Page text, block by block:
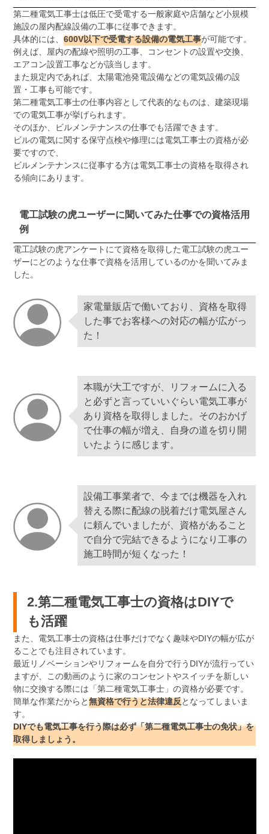
第二種電気工事士は低圧で受電する一般家庭や店舗など小規模
施設の屋内配線設備の工事に従事できます。
具体的には、 600V以下で受電する設備の電気工事が可能です。
例えば、屋内の配線や照明の工事、コンセントの設置や交換、
エアコン設置工事などが該当します。
また規定内であれば、太陽電池発電設備などの電気設備の設
置・工事も可能です。
第二種電気工事士の仕事内容として代表的なものは、建築現場
での電気工事が挙げられます。
そのほか、ビルメンテナンスの仕事でも活躍できます。
ビルの電気に関する保守点検や修理には電気工事士の資格が必
要ですので、
ビルメンテナンスに従事する方は電気工事士の資格を取得され
る傾向にあります。
電工試験の虎ユーザーに聞いてみた仕事での資格活用
例
電工試験の虎アンケートにて資格を取得した電工試験の虎ユー
ザーにどのような仕事で資格を活用しているのかを聞いてみま
した。
家電量販店で働いており、資格を取得
した事でお客様への対応の幅が広がっ
た！
本職が大工ですが、リフォームに入る
と必ずと言っていいぐらい電気工事が
あり資格を取得しました。そのおかげ
で仕事の幅が増え、自身の道を切り開
いたように感じます。
設備工事業者で、今までは機器を入れ
替える際に配線の脱着だけ電気屋さん
に頼んでいましたが、資格があること
で自分で完結できるようになり工事の
施工時間が短くなった！
2.第二種電気工事士の資格はDIYで
も活躍
また、電気工事士の資格は仕事だけでなく趣味やDIYの幅が広が
ることでも注目されています。
最近リノベーションやリフォームを自分で行うDIYが流行ってい
ますが、この動画のように家のコンセントやスイッチを新しい
物に交換する際には「第二種電気工事士」の資格が必要です。
簡単な作業だからと無資格で行うと法律違反となってしまいま
す。
DIYでも電気工事を行う際は必ず「第二種電気工事士の免状」を
取得しましょう。